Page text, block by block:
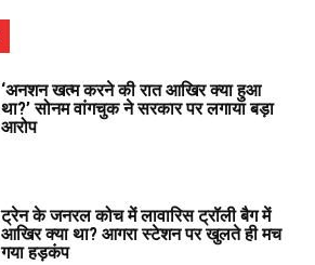
‘अनशन खत्म करने की रात आखिर क्या हुआ
था?’ सोनम वांगचुक ने सरकार पर लगाया बड़ा
आरोप
ट्रेन के जनरल कोच में लावारिस ट्रॉली बैग में
आखिर क्या था? आगरा स्टेशन पर खुलते ही मच
गया हड़कंप